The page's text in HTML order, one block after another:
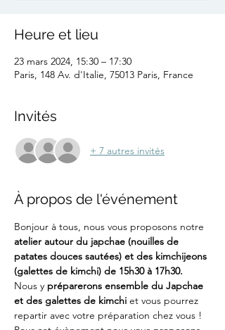
Heure et lieu
23 mars 2024, 15:30 – 17:30
Paris, 148 Av. d'Italie, 75013 Paris, France
Invités
+ 7 autres invités
À propos de l'événement
Bonjour à tous, nous vous proposons notre
atelier autour du japchae (nouilles de
patates douces sautées) et des kimchijeons
(galettes de kimchi) de 15h30 à 17h30.
Nous y préparerons ensemble du Japchae
et des galettes de kimchi et vous pourrez
repartir avec votre préparation chez vous !